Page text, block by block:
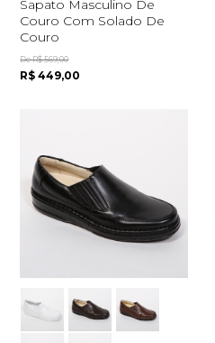
Sapato Masculino De
Couro Com Solado De
Couro
De R$ 569,00
R$ 449,00